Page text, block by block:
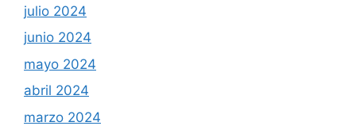
julio 2024
junio 2024
mayo 2024
abril 2024
marzo 2024